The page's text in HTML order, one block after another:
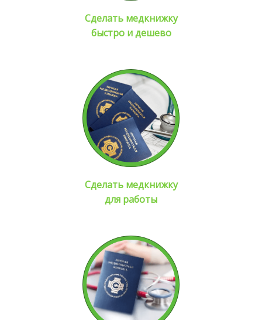
Сделать медкнижку
быстро и дешево
Сделать медкнижку
для работы